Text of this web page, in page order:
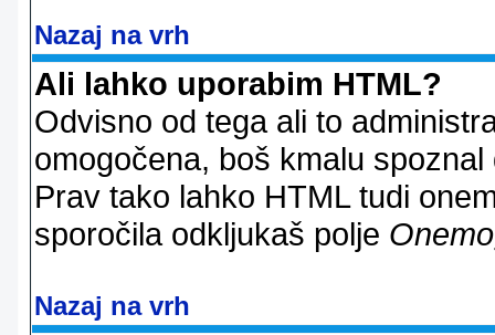
Nazaj na vrh
Ali lahko uporabim HTML?
Odvisno od tega ali to
omogočena, boš kmalu
Prav tako lahko HTML tudi
sporočila odkljukaš polje
Nazaj na vrh